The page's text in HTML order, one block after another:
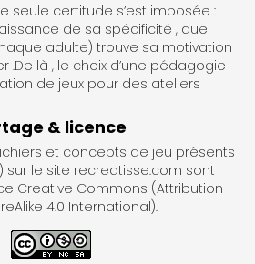
seule certitude s’est imposée :
de sa spécificité , que
adulte) trouve sa motivation
.De là , le choix d’une pédagogie
de jeux pour des ateliers
& licence
et concepts de jeu présents
le site recreatisse.com sont
Creative Commons (Attribution-
4.0 International).